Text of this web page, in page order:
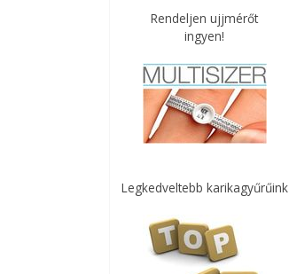
Rendeljen ujjmérőt
ingyen!
Legkedveltebb karikagyűrűink